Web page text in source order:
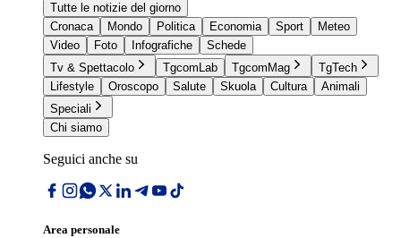
Tutte le notizie del giorno
Cronaca
Mondo Politica Economia Sport
Meteo
Video
Foto Infografiche
Schede
Tv & Spettacolo
TgcomLab TgcomMag
TgTech
Lifestyle
Oroscopo Salute Skuola Cultura
Animali
Speciali
Chi siamo
Seguici anche su
Area personale